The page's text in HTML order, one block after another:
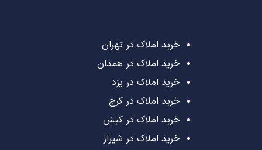
خرید املاک در تهران
خرید املاک در همدان
خرید املاک در یزد
خرید املاک در کرج
خرید املاک در کیش
خرید املاک در شیراز